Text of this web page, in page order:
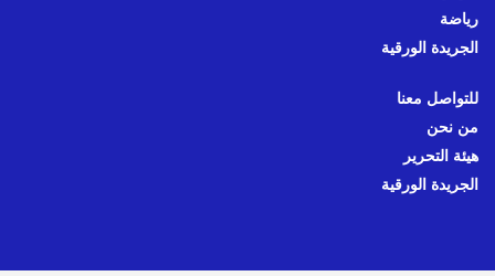
رياضة
الجريدة الورقية
للتواصل معنا
من نحن
هيئة التحرير
الجريدة الورقية